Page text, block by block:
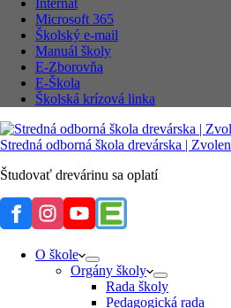
Internát
Microsoft 365
Školský e-mail
Manuál školy
E-Zborovňa
E-Škola
Školská krízová linka
Stredná odborná škola drevárska | Zvolen
Študovať drevárinu sa oplatí
O škole
Orgány školy
Rada školy
Pedagogická rada